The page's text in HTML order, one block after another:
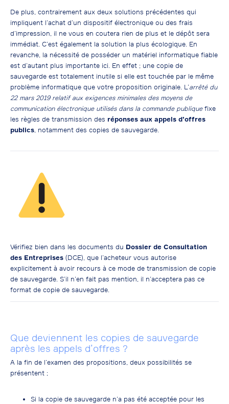
De plus, contrairement aux deux solutions précédentes qui
impliquent l’achat d’un dispositif électronique ou des frais
d’impression, il ne vous en coutera rien de plus et le dépôt sera
immédiat. C’est également la solution la plus écologique. En
revanche, la nécessité de posséder un matériel informatique fiable
est d’autant plus importante ici. En effet ; une copie de
sauvegarde est totalement inutile si elle est touchée par le même
problème informatique que votre proposition originale. L’arrêté du
22 mars 2019 relatif aux exigences minimales des moyens de
communication électronique utilisés dans la commande publiquefixe
les règles de transmission des réponses aux appels d’offres
publics, notamment des copies de sauvegarde.
Vérifiez bien dans les documents du Dossier de Consultation
des Entreprises (DCE), que l’acheteur vous autorise
explicitement à avoir recours à ce mode de transmission de copie
de sauvegarde. S’il n’en fait pas mention, il n’acceptera pas ce
format de copie de sauvegarde.
Que deviennent les copies de sauvegarde
après les appels d’offres ?
A la fin de l’examen des propositions, deux possibilités se
présentent ;
Si la copie de sauvegarde n’a pas été acceptée pour les